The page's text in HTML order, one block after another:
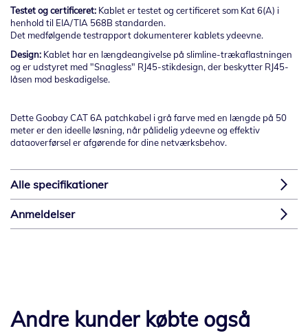
Testet og certificeret: Kablet er testet og certificeret som Kat 6(A) i
henhold til EIA/TIA 568B standarden.
Det medfølgende testrapport dokumenterer kablets ydeevne.
Design: Kablet har en længdeangivelse på slimline-trækaflastningen
og er udstyret med "Snagless" RJ45-stikdesign, der beskytter RJ45-
låsen mod beskadigelse.
Dette Goobay CAT 6A patchkabel i grå farve med en længde på 50
meter er den ideelle løsning, når pålidelig ydeevne og effektiv
dataoverførsel er afgørende for dine netværksbehov.
Alle specifikationer
Anmeldelser
Andre kunder købte også